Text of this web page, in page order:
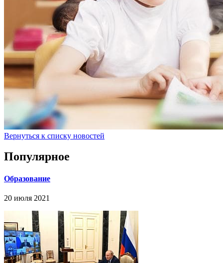
Вернуться к списку новостей
Популярное
Образование
20 июля 2021